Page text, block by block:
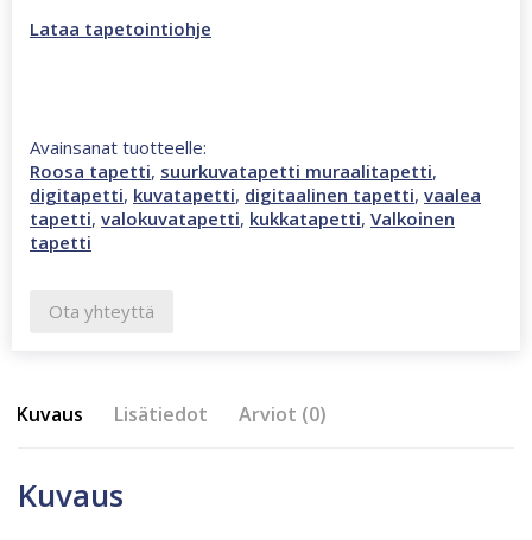
Lataa tapetointiohje
Avainsanat tuotteelle:
Roosa tapetti, suurkuvatapetti muraalitapetti,
digitapetti, kuvatapetti, digitaalinen tapetti, vaalea
tapetti, valokuvatapetti, kukkatapetti, Valkoinen
tapetti
Ota yhteyttä
Kuvaus Lisätiedot Arviot (0)
Kuvaus